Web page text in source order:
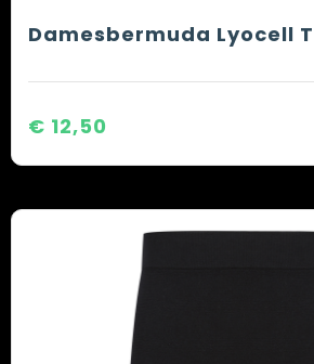
Damesbermuda Lyocell
€ 12,50